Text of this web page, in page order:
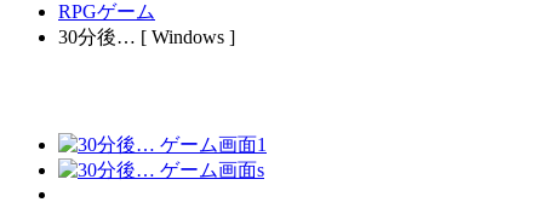
RPGゲーム
30分後… [ Windows ]